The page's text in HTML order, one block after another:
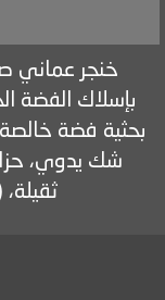
خنجر عماني
بإسلاك الفضة
شك يدوي،
ثقيلة،